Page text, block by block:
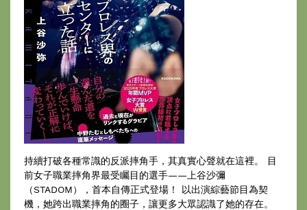
持續打破各種常識的反派摔角手，其真實心聲就在這裡。 目
前女子職業摔角界最受矚目的選手——上谷沙彌
（STADOM），首本自傳正式登場！ 以出演綜藝節目為契
機，她跨出職業摔角的圈子，讓更多大眾認識了她的存在。